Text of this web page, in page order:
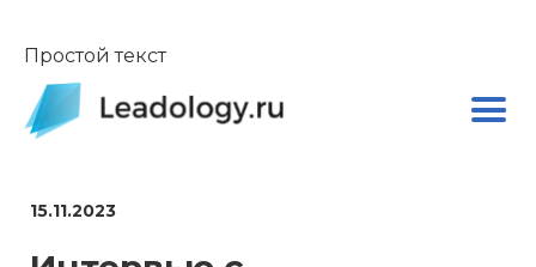
Простой текст
15.11.2023